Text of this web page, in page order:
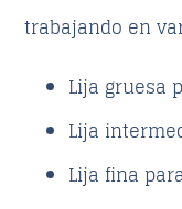
trabajando en
Lija gruesa
Lija
Lija fina